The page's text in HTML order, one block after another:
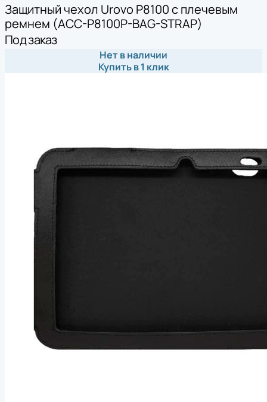
Защитный чехол Urovo P8100 с плечевым
ремнем (ACC-P8100P-BAG-STRAP)
Под заказ
Нет в наличии
Купить в 1 клик